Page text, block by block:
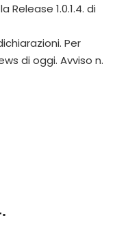
Release 1.0.1.4. di
Per
di oggi. Avviso n.